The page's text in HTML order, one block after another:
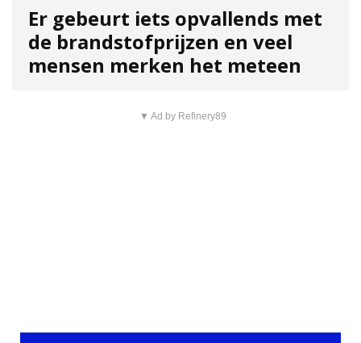
Er gebeurt iets opvallends met
de brandstofprijzen en veel
mensen merken het meteen
▼ Ad by Refinery89